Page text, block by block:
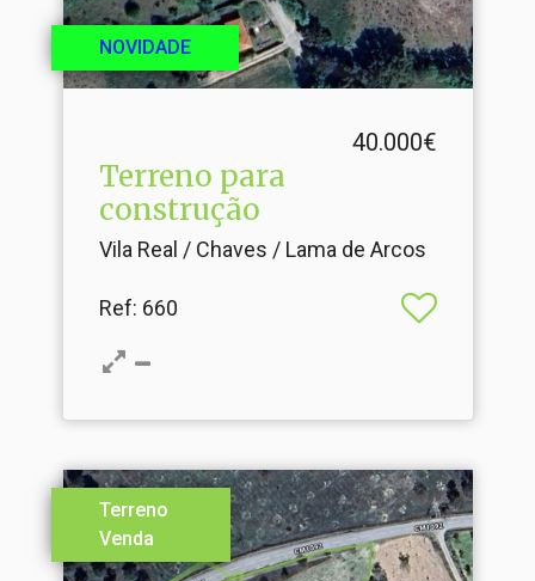
NOVIDADE
40.000€
Terreno para
construção
Vila Real / Chaves / Lama de Arcos
Ref: 660
Terreno
Venda